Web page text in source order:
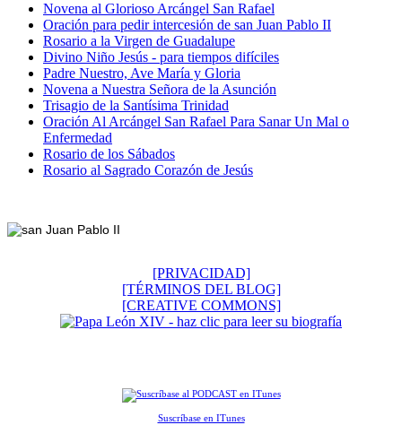
Novena al Glorioso Arcángel San Rafael
Oración para pedir intercesión de san Juan Pablo II
Rosario a la Virgen de Guadalupe
Divino Niño Jesús - para tiempos difíciles
Padre Nuestro, Ave María y Gloria
Novena a Nuestra Señora de la Asunción
Trisagio de la Santísima Trinidad
Oración Al Arcángel San Rafael Para Sanar Un Mal o
Enfermedad
Rosario de los Sábados
Rosario al Sagrado Corazón de Jesús
[PRIVACIDAD]
[TÉRMINOS DEL BLOG]
[CREATIVE COMMONS]
Suscríbase en ITunes